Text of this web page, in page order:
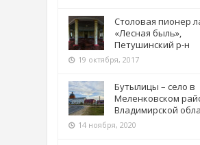
Столовая пионер
«Лесная быль»,
Петушинский р-н
19 октября, 2017
Бутылицы – село в
Меленковском
Владимирской
14 ноября, 2020